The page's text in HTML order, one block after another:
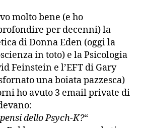
molto bene (e ho
per decenni) la
di Donna Eden (oggi la
in toto) e la Psicologia
Feinstein e l’EFT di Gary
una boiata pazzesca)
ho avuto 3 email private di
dello Psych-K?“